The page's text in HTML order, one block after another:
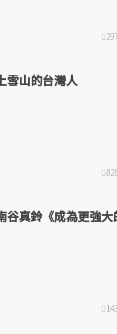
雪山的台灣人
真鈴《成為更強大